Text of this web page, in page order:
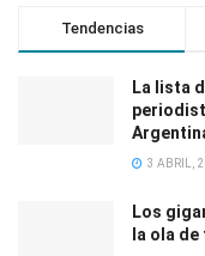
Tendencias
La lista
3 ABRIL,
Los
la ola